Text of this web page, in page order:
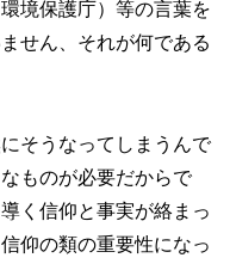
境保護庁）等の言葉を
せん、それが何である
そうなってしまうんで
ものが必要だからで
く信仰と事実が絡まっ
仰の類の重要性になっ